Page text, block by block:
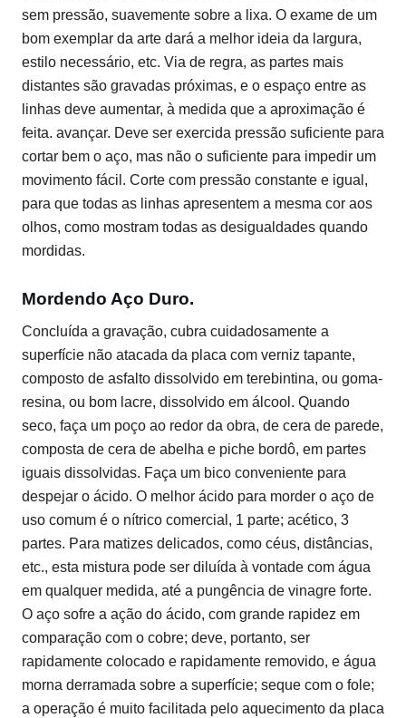
sem pressão, suavemente sobre a lixa. O exame de um
bom exemplar da arte dará a melhor ideia da largura,
estilo necessário, etc. Via de regra, as partes mais
distantes são gravadas próximas, e o espaço entre as
linhas deve aumentar, à medida que a aproximação é
feita. avançar. Deve ser exercida pressão suficiente para
cortar bem o aço, mas não o suficiente para impedir um
movimento fácil. Corte com pressão constante e igual,
para que todas as linhas apresentem a mesma cor aos
olhos, como mostram todas as desigualdades quando
mordidas.
Mordendo Aço Duro.
Concluída a gravação, cubra cuidadosamente a
superfície não atacada da placa com verniz tapante,
composto de asfalto dissolvido em terebintina, ou goma-
resina, ou bom lacre, dissolvido em álcool. Quando
seco, faça um poço ao redor da obra, de cera de parede,
composta de cera de abelha e piche bordô, em partes
iguais dissolvidas. Faça um bico conveniente para
despejar o ácido. O melhor ácido para morder o aço de
uso comum é o nítrico comercial, 1 parte; acético, 3
partes. Para matizes delicados, como céus, distâncias,
etc., esta mistura pode ser diluída à vontade com água
em qualquer medida, até a pungência de vinagre forte.
O aço sofre a ação do ácido, com grande rapidez em
comparação com o cobre; deve, portanto, ser
rapidamente colocado e rapidamente removido, e água
morna derramada sobre a superfície; seque com o fole;
a operação é muito facilitada pelo aquecimento da placa